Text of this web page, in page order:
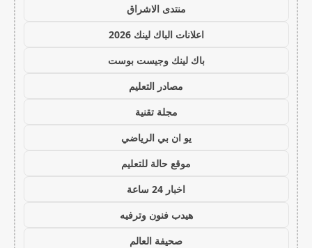
منتدى الاشراق
اعلانات الباك لينك 2026
باك لينك وجيست بوست
مصادر التعليم
مجلة تقنية
يو ان بي الرياضي
موقع حالة للتعليم
اخبار 24 ساعة
هيدب فنون وترفيه
صحيفة العالم